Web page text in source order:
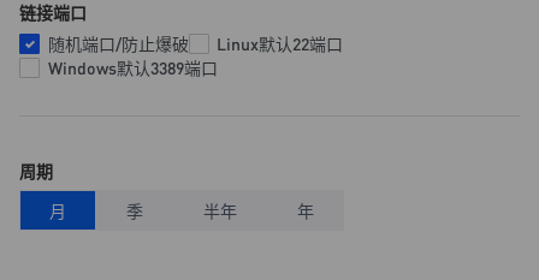
链接端口
随机端口/防止爆破
Linux默认22端口
Windows默认3389端口
周期
月
季 半年 年